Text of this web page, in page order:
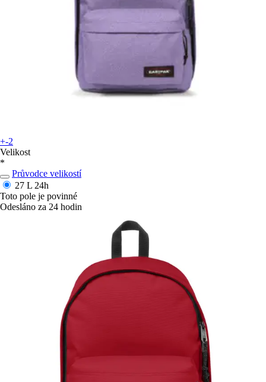
+-2
Velikost
*
Průvodce velikostí
27 L 24h
Toto pole je povinné
Odesláno za 24 hodin